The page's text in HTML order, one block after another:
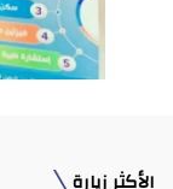
الأكثر زيارة